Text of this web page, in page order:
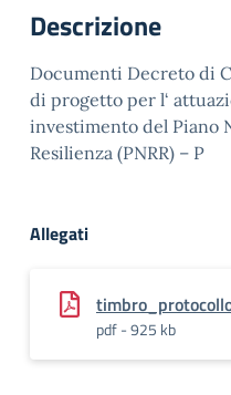
Descrizione
Documenti Decreto di
di progetto per l‘
investimento del Piano
Resilienza (PNRR) – P
Allegati
pdf - 925 kb